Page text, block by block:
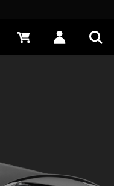
Přihlásit
0 Kč